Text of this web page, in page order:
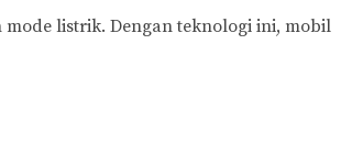
listrik. Dengan teknologi ini, mobil